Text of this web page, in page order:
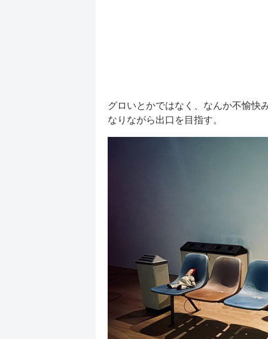
グロいとかではなく、なんか不愉快
なりながら出口を目指す。